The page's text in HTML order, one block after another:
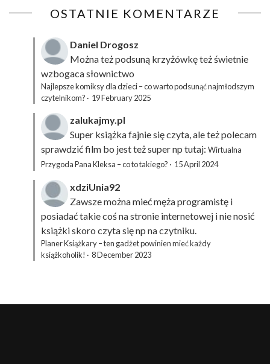
OSTATNIE KOMENTARZE
Daniel Drogosz
Można też podsuną krzyżówkęteż świetnie
wzbogaca słownictwo
Najlepsze komiksy dla dzieci – co warto podsunąć najmłodszym
czytelnikom? · 19 February 2025
zalukajmy.pl
Super książka fajnie się czyta, ale też polecam
sprawdzić film bo jest też super np tutaj: Wirtualna
Przygoda Pana Kleksa – co to takiego? · 15 April 2024
xdziUnia92
Zawsze można mieć męża programistę i
posiadać takie coś na stronie internetowej i nie nosić
książki skoro czyta się np na czytniku.
Planer Książkary – ten gadżet powinien mieć każdy
książkoholik! · 8 December 2023